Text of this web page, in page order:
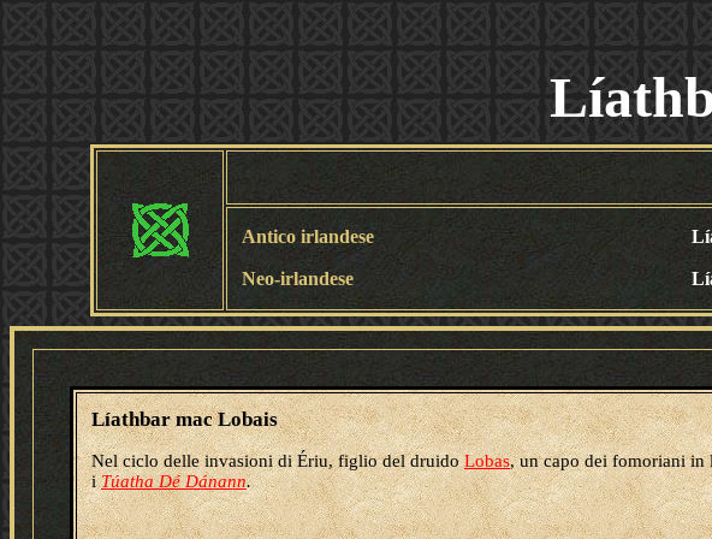
L
Antico irlandese
Neo-irlandese
Líathbar mac Lobais
Nel ciclo delle invasioni di Ériu, figlio del druido Lobas, un capo dei fomoriani in
iTúatha Dé Dánann.